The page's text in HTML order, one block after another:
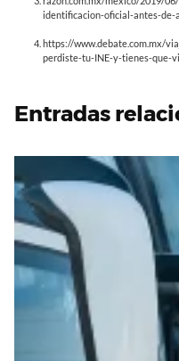
identificacion-oficial-antes-de-
https://www.debate.com.mx/
perdiste-tu-INE-y-tienes-que-
Entradas